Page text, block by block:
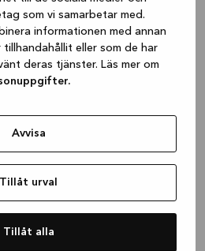
som vi samarbetar med.
informationen med annan
eller som de har
deras tjänster. Läs mer om
Avvisa
Tillåt urval
Tillåt alla
(see the browser console for more
.